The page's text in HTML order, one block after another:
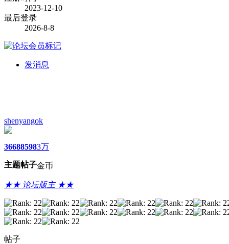
2023-12-10
最后登录
2026-8-8
发消息
shenyangok
3668
主题
8598
帖子
3万
金币
★★ 论坛版主 ★★
帖子